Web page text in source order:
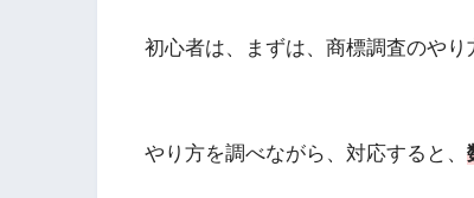
初心者は、まずは、商標調査のやり
やり方を調べながら、対応すると、